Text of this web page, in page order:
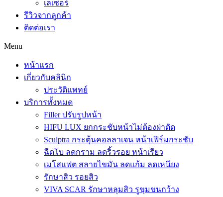
เลเซอร์
รีวิวจากลูกค้า
ติดต่อเรา
Menu
หน้าแรก
เกี่ยวกับคลินิก
ประวัติแพทย์
บริการทั้งหมด
Filler ปรับรูปหน้า
HIFU LUX ยกกระชับหน้าไม่ต้องผ่าตัด
Sculptra กระตุ้นคอลลาเจน หน้าเฟิร์มกระชับ
ฉีดโบ ลดกราม ลดริ้วรอย หน้าเรียว
เมโสแฟต สลายไขมัน ลดแก้ม ลดเหนียง
รักษาสิว รอยสิว
VIVA SCAR รักษาหลุมสิว รูขุมขนกว้าง